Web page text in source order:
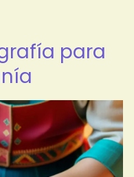
para